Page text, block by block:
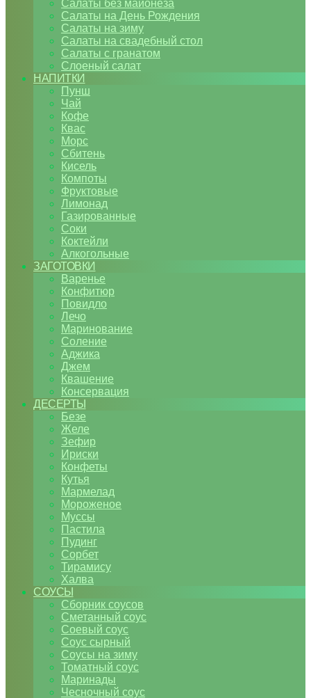
Салаты без майонеза
Салаты на День Рождения
Салаты на зиму
Салаты на свадебный стол
Салаты с гранатом
Слоеный салат
НАПИТКИ
Пунш
Чай
Кофе
Квас
Морс
Сбитень
Кисель
Компоты
Фруктовые
Лимонад
Газированные
Соки
Коктейли
Алкогольные
ЗАГОТОВКИ
Варенье
Конфитюр
Повидло
Лечо
Маринование
Соление
Аджика
Джем
Квашение
Консервация
ДЕСЕРТЫ
Безе
Желе
Зефир
Ириски
Конфеты
Кутья
Мармелад
Мороженое
Муссы
Пастила
Пудинг
Сорбет
Тирамису
Халва
СОУСЫ
Сборник соусов
Сметанный соус
Соевый соус
Соус сырный
Соусы на зиму
Томатный соус
Маринады
Чесночный соус